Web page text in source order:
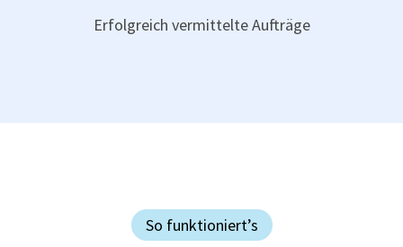
Erfolgreich vermittelte Aufträge
So funktioniert’s